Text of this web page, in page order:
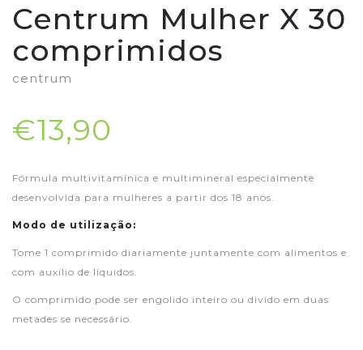
Centrum Mulher X 30
comprimidos
centrum
€13,90
Fórmula multivitamínica e multimineral especialmente
desenvolvida para mulheres a partir dos 18 anos.
Modo de utilização:
Tome 1 comprimido diariamente juntamente com alimentos e
com auxílio de líquidos.
O comprimido pode ser engolido inteiro ou divido em duas
metades se necessário.